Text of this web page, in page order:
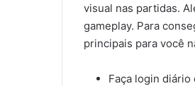
visual nas partidas.
gameplay. Para
principais para você
Faça login diário